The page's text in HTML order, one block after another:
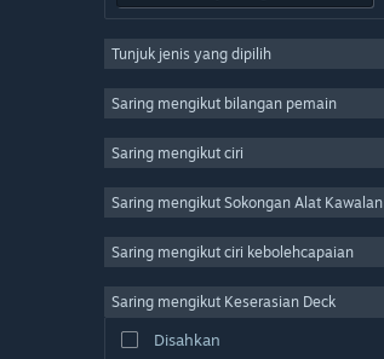
Massively Multiplayer
Casual
Simulation
Video Production
Photo Editing
Tunjuk jenis yang dipilih
Saring mengikut bilangan pemain
Saring mengikut ciri
Saring mengikut Sokongan Alat Kawalan
Saring mengikut ciri kebolehcapaian
Saring mengikut Keserasian Deck
Disahkan